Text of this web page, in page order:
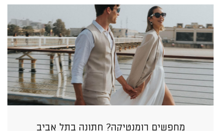
מחפשים רומנטיקה? חתונה בתל אביב